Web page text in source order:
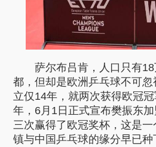
萨尔布吕肯，人口只有
都，但却是欧洲乒乓球不可
立仅14年，就两次获得欧冠
年，6月1日正式宣布樊振东
三次赢得了欧冠奖杯，这是
镇与中国乒乓球的缘分早已种